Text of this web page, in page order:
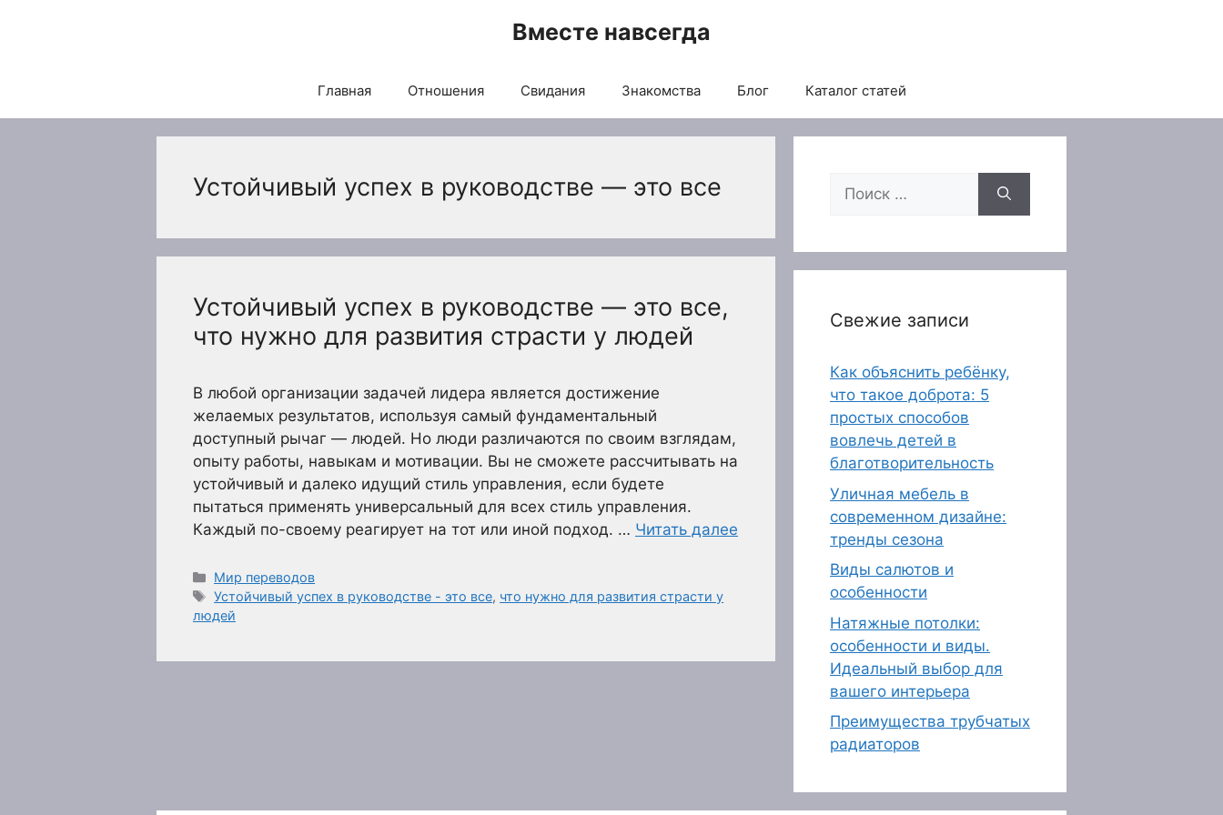
Вместе навсегда
Главная Отношения Свидания Знакомства Блог Каталог статей
Устойчивый успех в руководстве — это все
Устойчивый успех в руководстве — это все,
что нужно для развития страсти у людей
В любой организации задачей лидера является достижение
желаемых результатов, используя самый фундаментальный
доступный рычаг — людей. Но люди различаются по своим взглядам,
опыту работы, навыкам и мотивации. Вы не сможете рассчитывать на
устойчивый и далеко идущий стиль управления, если будете
пытаться применять универсальный для всех стиль управления.
Каждый по-своему реагирует на тот или иной подход. … Читать далее
Рубрики
Мир переводов
Метки
Устойчивый успех в руководстве - это все, что нужно для развития страсти у
людей
Поиск:
Свежие записи
Как объяснить ребёнку,
что такое доброта: 5
простых способов
вовлечь детей в
благотворительность
Уличная мебель в
современном дизайне:
тренды сезона
Виды салютов и
особенности
Натяжные потолки:
особенности и виды.
Идеальный выбор для
вашего интерьера
Преимущества трубчатых
радиаторов